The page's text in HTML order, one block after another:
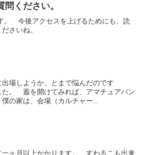
ください。
。 今後アクセスを上げるためにも、読
さいね。
場しようか、とまで悩んだのです
。 蓋を開けてみれば、アマチュアバン
の家は、会場（カルチャー...
ヶ月以上かかります。 すわるこも出来